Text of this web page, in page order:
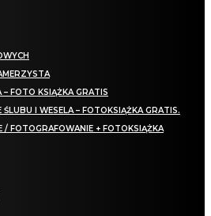
– FOTO KSIĄŻKA GRATIS
I WESELA – FOTOKSIĄŻKA GRATIS.
/ FOTOGRAFOWANIE + FOTOKSIĄŻKA